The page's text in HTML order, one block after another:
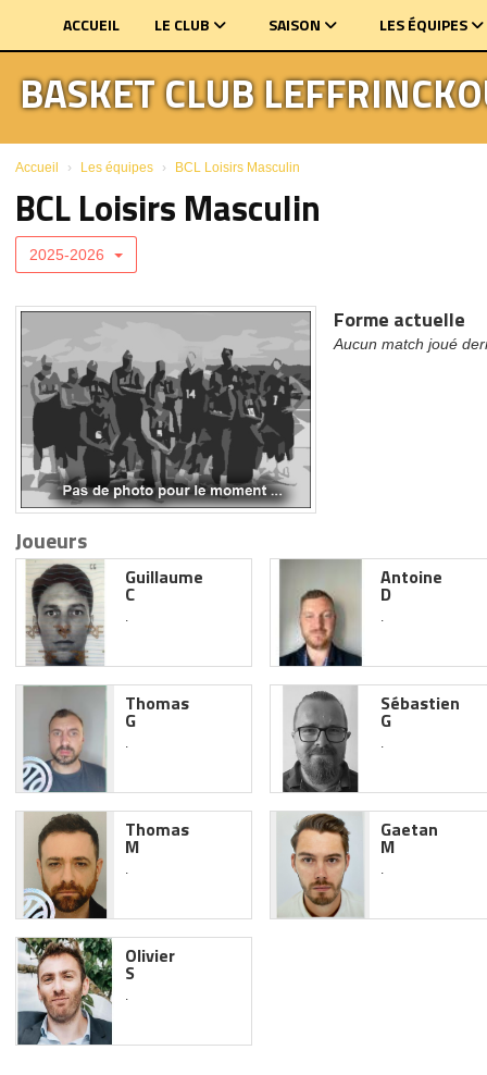
ACCUEIL LE CLUB SAISON LES ÉQUIPES
BASKET CLUB
Accueil Les équipes BCL Loisirs Masculin
BCL Loisirs Masculin
2025-2026
Forme actuelle
Aucun match joué
Joueurs
Guillaume
C
.
Antoine
D
.
Thomas
G
.
Sébastien
G
.
Thomas
M
.
Gaetan
M
.
Olivier
S
.